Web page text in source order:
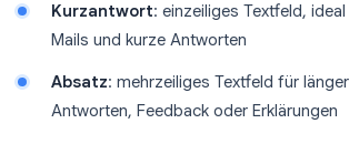
Kurzantwort: einzeiliges Textfeld,
Mails und kurze Antworten
Absatz: mehrzeiliges Textfeld für
Antworten, Feedback oder Erklärungen